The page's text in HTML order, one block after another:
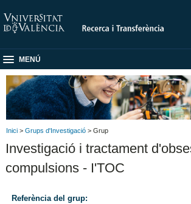
MENÚ
Inici > Grups d'Investigació > Grup
Investigació i tractament
compulsions - I'TOC
Referència del grup: